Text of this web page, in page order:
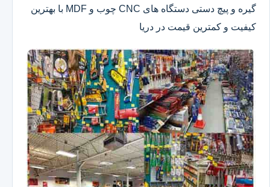
گیره و پیچ دستی دستگاه های CNC چوب و MDF با بهترین
کیفیت و کمترین قیمت در دریا